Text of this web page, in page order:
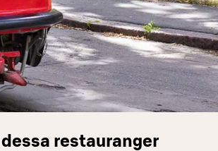
I dessa restauranger